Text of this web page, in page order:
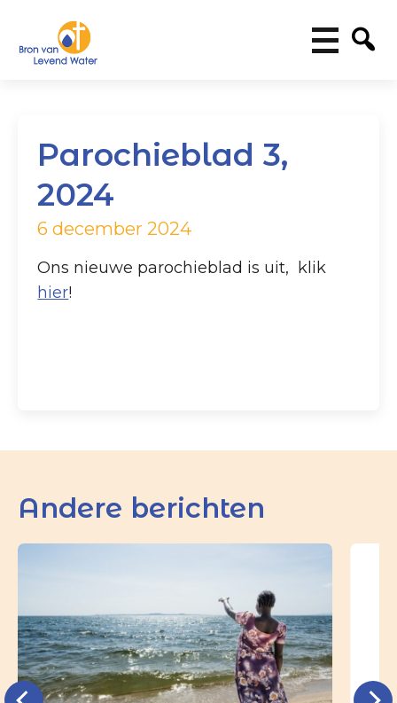
Parochieblad 3,
2024
6 december 2024
Ons nieuwe parochieblad is uit, klik
hier!
Andere berichten